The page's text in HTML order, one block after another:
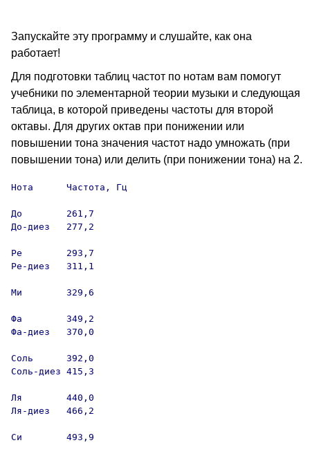
Запускайте эту программу и слушайте, как она
работает!
Для подготовки таблиц частот по нотам вам помогут
учебники по элементарной теории музыки и следующая
таблица, в которой приведены частоты для второй
октавы. Для других октав при понижении или
повышении тона значения частот надо умножать (при
повышении тона) или делить (при понижении тона) на 2.
Нота      Частота, Гц
До        261,7
До-диез   277,2
Ре        293,7
Ре-диез   311,1
Ми        329,6
Фа        349,2
Фа-диез   370,0
Соль      392,0
Соль-диез 415,3
Ля        440,0
Ля-диез   466,2
Си        493,9